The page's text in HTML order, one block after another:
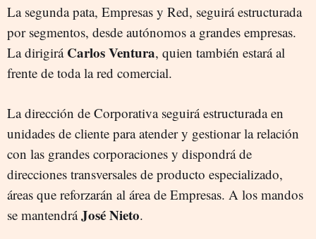
La segunda pata, Empresas y Red, seguirá estructurada
por segmentos, desde autónomos a grandes empresas.
La dirigirá Carlos Ventura, quien también estará al
frente de toda la red comercial.
La dirección de Corporativa seguirá estructurada en
unidades de cliente para atender y gestionar la relación
con las grandes corporaciones y dispondrá de
direcciones transversales de producto especializado,
áreas que reforzarán al área de Empresas. A los mandos
se mantendráJosé Nieto.